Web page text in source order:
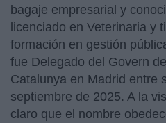
bagaje empresarial y
licenciado en Veterinaria y
formación en gestión
fue Delegado del Govern
Catalunya en Madrid entre
septiembre de 2025. A la
claro que el nombre